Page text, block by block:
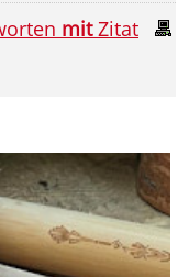
mitZitat